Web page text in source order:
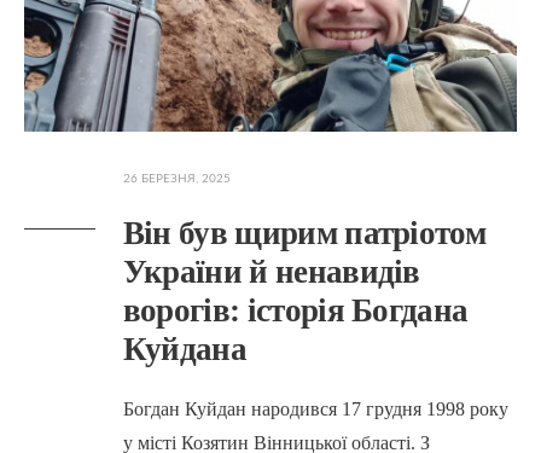
26 БЕРЕЗНЯ, 2025
Він був щирим патріотом
України й ненавидів
ворогів: історія Богдана
Куйдана
Богдан Куйдан народився 17 грудня 1998 року
у місті Козятин Вінницької області. З